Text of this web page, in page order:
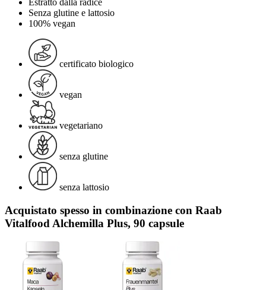
Estratto dalla radice
Senza glutine e lattosio
100% vegan
certificato biologico
vegan
vegetariano
senza glutine
senza lattosio
Acquistato spesso in combinazione con Raab
Vitalfood Alchemilla Plus, 90 capsule